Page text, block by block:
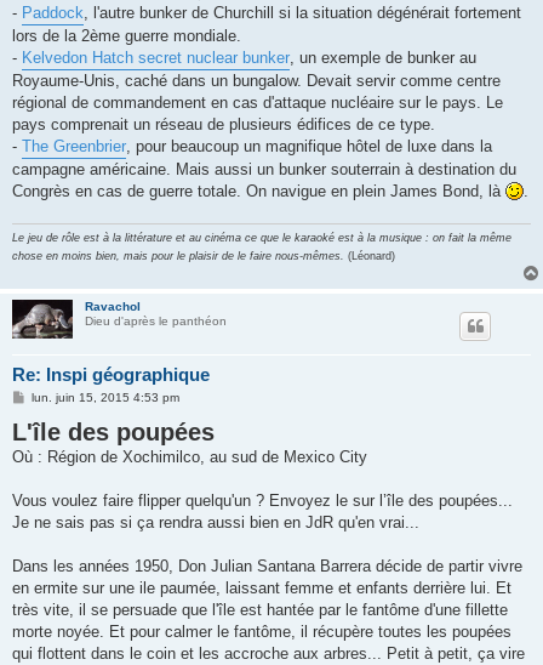
- Paddock , l'autre bunker de Churchill si la situation dégénérait fortement
lors de la 2ème guerre mondiale.
- Kelvedon Hatch secret nuclear bunker , un exemple de bunker au
Royaume-Unis, caché dans un bungalow. Devait servir comme centre
régional de commandement en cas d'attaque nucléaire sur le pays. Le
pays comprenait un réseau de plusieurs édifices de ce type.
- The Greenbrier , pour beaucoup un magnifique hôtel de luxe dans la
campagne américaine. Mais aussi un bunker souterrain à destination du
Congrès en cas de guerre totale. On navigue en plein James Bond, là
Le jeu de rôle est à la littérature et au cinéma ce que le karaoké est à la musique : on fait la même
chose en moins bien, mais pour le plaisir de le faire nous-mêmes.
(Léonard)
Ravachol
Dieu d'après le panthéon
Re: Inspi géographique
M
s
s
a
lun. juin 15, 2015 4:53 pm
L'île des poupées
Où : Région de Xochimilco, au sud de Mexico City
Vous voulez faire flipper quelqu'un ? Envoyez le sur l’île des poupées...
Je ne sais pas si ça rendra aussi bien en JdR qu'en vrai...
Dans les années 1950, Don Julian Santana Barrera décide de partir vivre
en ermite sur une ile paumée, laissant femme et enfants derrière lui. Et
très vite, il se persuade que l'île est hantée par le fantôme d'une fillette
morte noyée. Et pour calmer le fantôme, il récupère toutes les poupées
qui flottent dans le coin et les accroche aux arbres... Petit à petit, ça vire